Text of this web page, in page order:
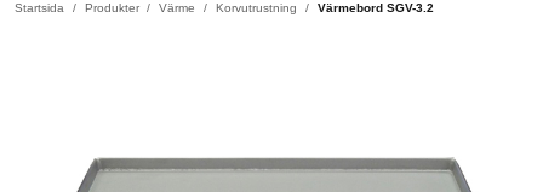
Startsida Produkter Värme Korvutrustning Värmebord SGV-3.2